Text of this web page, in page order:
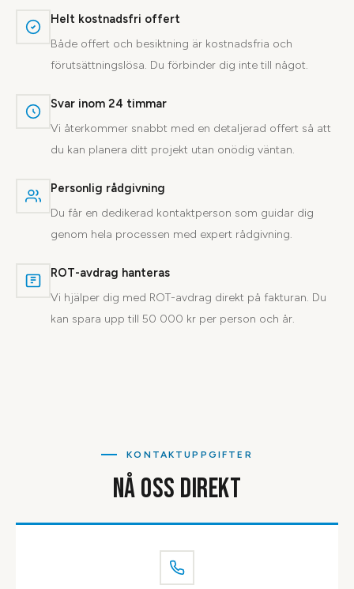
Helt kostnadsfri offert
Både offert och besiktning är kostnadsfria och
förutsättningslösa. Du förbinder dig inte till något.
Svar inom 24 timmar
Vi återkommer snabbt med en detaljerad offert så att
du kan planera ditt projekt utan onödig väntan.
Personlig rådgivning
Du får en dedikerad kontaktperson som guidar dig
genom hela processen med expert rådgivning.
ROT-avdrag hanteras
Vi hjälper dig med ROT-avdrag direkt på fakturan. Du
kan spara upp till 50 000 kr per person och år.
KONTAKTUPPGIFTER
NÅ OSS DIREKT